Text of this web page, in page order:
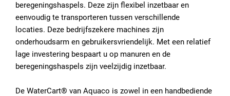
beregeningshaspels. Deze zijn flexibel inzetbaar en
eenvoudig te transporteren tussen verschillende
locaties. Deze bedrijfszekere machines zijn
onderhoudsarm en gebruikersvriendelijk. Met een relatief
lage investering bespaart u op manuren en de
beregeningshaspels zijn veelzijdig inzetbaar.
De WaterCart® van Aquaco is zowel in een handbediende